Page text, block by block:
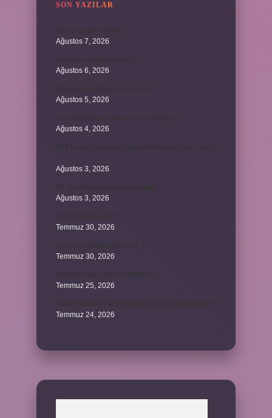
SON YAZILAR
Ağustos 7, 2026
Ağustos 6, 2026
Ağustos 5, 2026
Ağustos 4, 2026
Ağustos 3, 2026
Ağustos 3, 2026
Temmuz 30, 2026
Temmuz 30, 2026
Temmuz 25, 2026
Temmuz 24, 2026